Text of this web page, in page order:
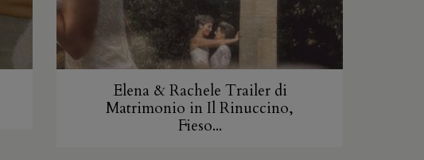
Elena & Rachele Trailer di
Matrimonio in Il Rinuccino,
Fieso...